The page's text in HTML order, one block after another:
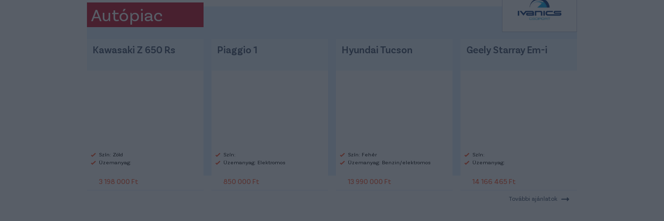
Autópiac
Kawasaki Z 650 Rs
Szín: Zöld
Üzemanyag:
3 198 000 Ft
Piaggio 1
Szín:
Üzemanyag: Elektromos
850 000 Ft
Hyundai Tucson
Szín: Fehér
Üzemanyag: Benzin/elektromos
13 990 000 Ft
Geely Starray Em-i
Szín:
Üzemanyag:
14 166 465 Ft
További ajánlatok